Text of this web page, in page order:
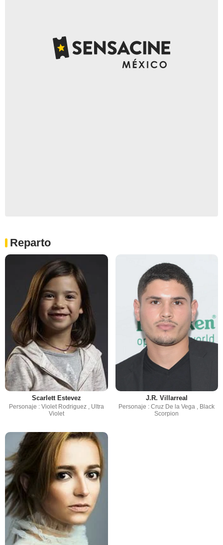
Reparto
Scarlett Estevez
Personaje : Violet Rodriguez , Ultra
Violet
J.R. Villarreal
Personaje : Cruz De la Vega , Black
Scorpion